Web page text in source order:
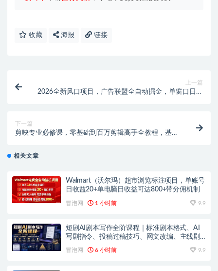
收藏 海报 链接
上一篇
2026全新风口项目，广告联盟全自动掘金，单窗口日收
下一篇
剪映专业必修课，零基础到百万剪辑高手全教程，基础
相关文章
Walmart（沃尔玛）超市浏览标注项目，单账号
日收益20+单电脑日收益可达800+带分佣机制
冒泡网 1 小时前 9.9
短剧AI剧本写作全阶课程｜标准剧本格式、AI
写剧指令、投稿过稿技巧、网文改编、主线剧
冒泡网 6 小时前 9.9